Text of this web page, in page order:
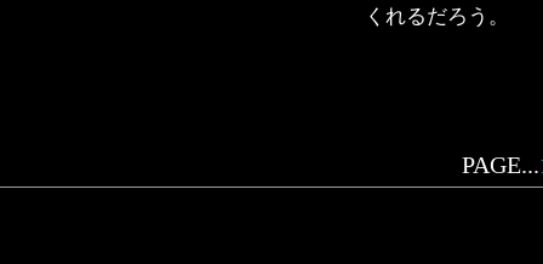
くれるだろう。
PAGE...